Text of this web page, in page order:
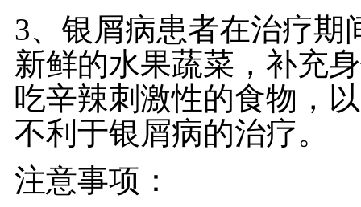
3、银屑病患者在治疗期
新鲜的水果蔬菜，补充
吃辛辣刺激性的食物，
不利于银屑病的治疗。
注意事项：